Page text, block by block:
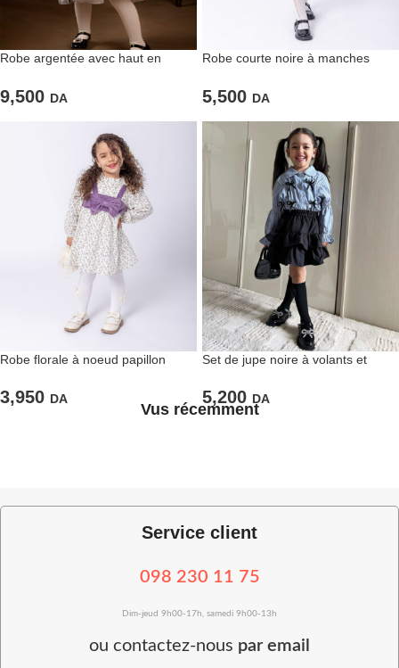
Robe argentée avec haut en
9,500 DA
Robe courte noire à manches
5,500 DA
Robe florale à noeud papillon
3,950 DA
Set de jupe noire à volants et
5,200 DA
Vus récemment
Service client
098 230 11 75
Dim-jeud 9h00-17h, samedi 9h00-13h
ou contactez-nous par email